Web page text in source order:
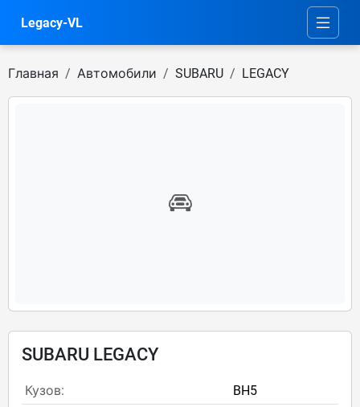
Legacy-VL
Главная Автомобили SUBARU LEGACY
SUBARU LEGACY
Кузов:
BH5